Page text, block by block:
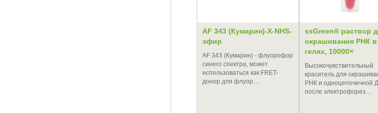
AF 343 (Кумарин)-X-NHS-
эфир
AF 343 (Кумарин) - флуорофор
синего спектра, может
использоваться как FRET-
донор для флуор…
ssGreen® раствор
окрашивания РНК в
гелях, 10000×
Высокочувствительный
краситель для
РНК и одноцепочечной
после электрофорез…